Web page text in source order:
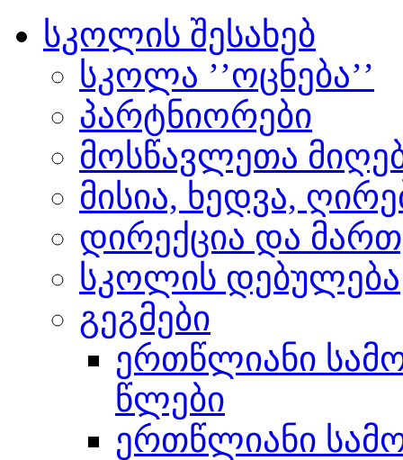
სკოლის შესახებ
სკოლა ’’ოცნება’’
პარტნიორები
მოსწავლეთა
მისია, ხედვა,
დირექცია და
სკოლის დებულება
გეგმები
ერთწლიანი
წლები
ერთწლიანი